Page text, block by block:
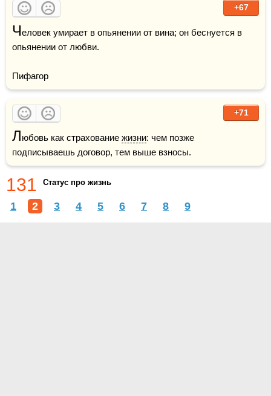
+67
Человек умирает в опьянении от вина; он беснуется в
опьянении от любви.
Пифагор
+71
Любовь как страхование жизни: чем позже
подписываешь договор, тем выше взносы.
131 Статус про жизнь
1 2 3 4 5 6 7 8 9